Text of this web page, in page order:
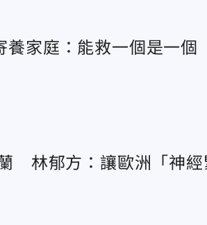
家庭：能救一個是一個
林郁方：讓歐洲「神經